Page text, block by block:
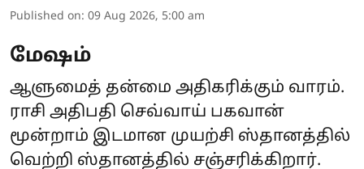
Published on: 09 Aug 2026, 5:00 am
மேஷம்
ஆளுமைத் தன்மை அதிகரிக்கும் வாரம்.
ராசி அதிபதி செவ்வாய் பகவான்
மூன்றாம் இடமான முயற்சி ஸ்தானத்தில்
வெற்றி ஸ்தானத்தில் சஞ்சரிக்கிறார்.